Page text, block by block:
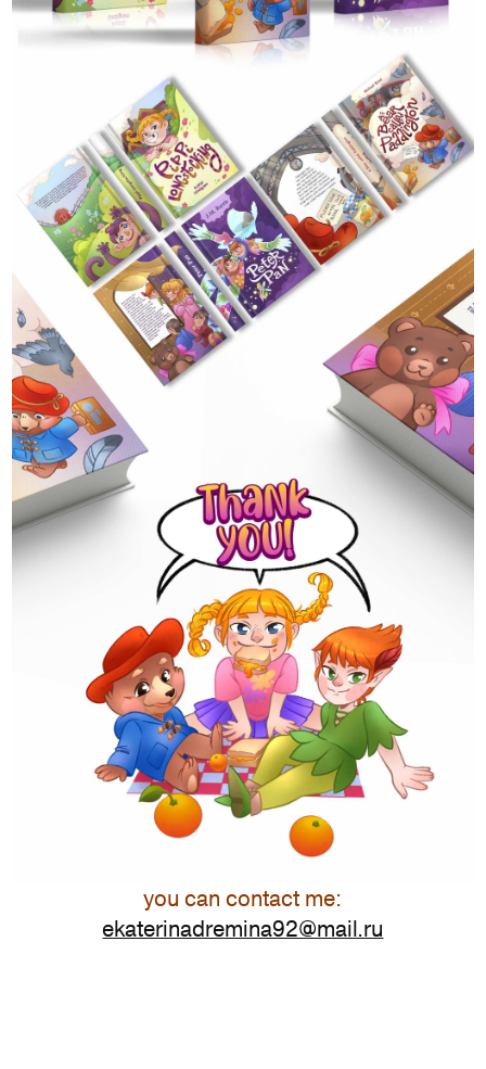
you can contact me:
ekaterinadremina92@mail.ru